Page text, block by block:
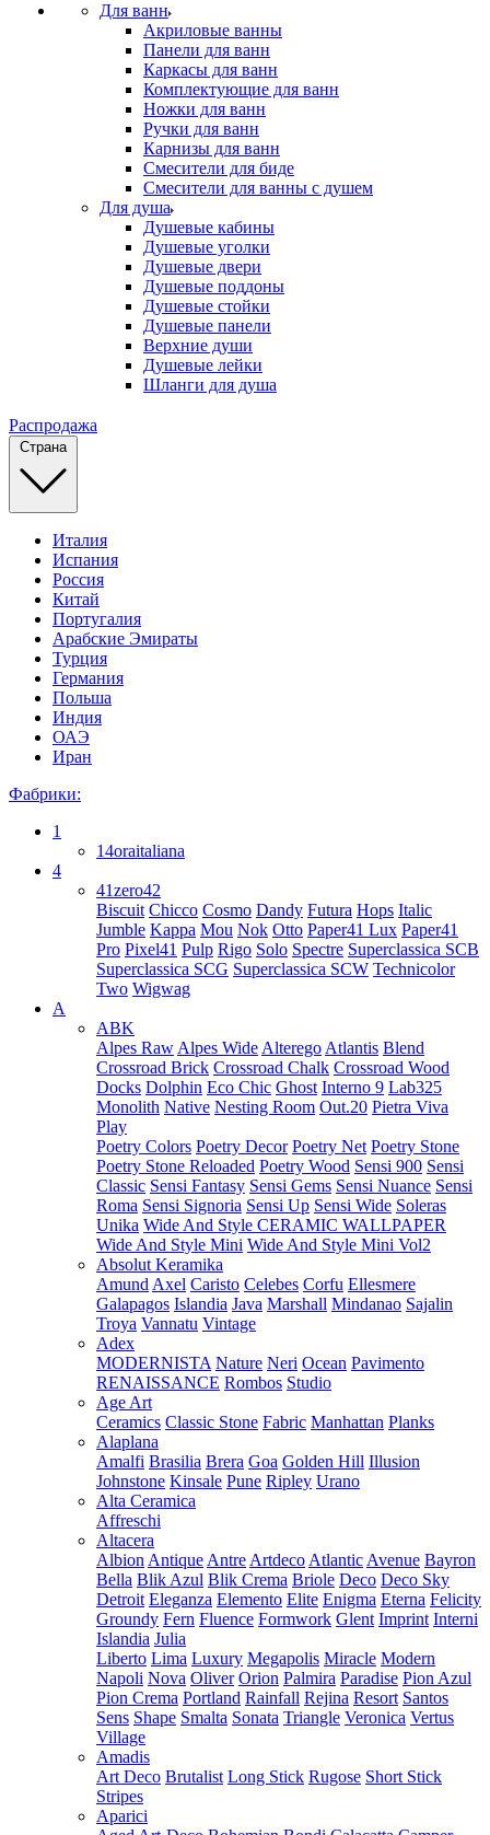
Для ванн
Акриловые ванны
Панели для ванн
Каркасы для ванн
Комплектующие для ванн
Ножки для ванн
Ручки для ванн
Карнизы для ванн
Смесители для биде
Смесители для ванны с душем
Для душа
Душевые кабины
Душевые уголки
Душевые двери
Душевые поддоны
Душевые стойки
Душевые панели
Верхние души
Душевые лейки
Шланги для душа
Распродажа
Страна
Италия
Испания
Россия
Китай
Португалия
Арабские Эмираты
Турция
Германия
Польша
Индия
ОАЭ
Иран
Фабрики:
1
14oraitaliana
4
41zero42
Biscuit Chicco Cosmo Dandy Futura Hops Italic
Jumble Kappa Mou Nok Otto Paper41 Lux Paper41
Pro Pixel41 Pulp Rigo Solo Spectre Superclassica SCB
Superclassica SCG Superclassica SCW Technicolor
Two Wigwag
A
ABK
Alpes Raw Alpes Wide Alterego Atlantis Blend
Crossroad Brick Crossroad Chalk Crossroad Wood
Docks Dolphin Eco Chic Ghost Interno 9 Lab325
Monolith Native Nesting Room Out.20 Pietra Viva
Play
Poetry Colors Poetry Decor Poetry Net Poetry Stone
Poetry Stone Reloaded Poetry Wood Sensi 900 Sensi
Classic Sensi Fantasy Sensi Gems Sensi Nuance Sensi
Roma Sensi Signoria Sensi Up Sensi Wide Soleras
Unika Wide And Style CERAMIC WALLPAPER
Wide And Style Mini Wide And Style Mini Vol2
Absolut Keramika
Amund Axel Caristo Celebes Corfu Ellesmere
Galapagos Islandia Java Marshall Mindanao Sajalin
Troya Vannatu Vintage
Adex
MODERNISTA Nature Neri Ocean Pavimento
RENAISSANCE Rombos Studio
Age Art
Ceramics Classic Stone Fabric Manhattan Planks
Alaplana
Amalfi Brasilia Brera Goa Golden Hill Illusion
Johnstone Kinsale Pune Ripley Urano
Alta Ceramica
Affreschi
Altacera
Albion Antique Antre Artdeco Atlantic Avenue Bayron
Bella Blik Azul Blik Crema Briole Deco Deco Sky
Detroit Eleganza Elemento Elite Enigma Eterna Felicity
Groundy Fern Fluence Formwork Glent Imprint Interni
Islandia Julia
Liberto Lima Luxury Megapolis Miracle Modern
Napoli Nova Oliver Orion Palmira Paradise Pion Azul
Pion Crema Portland Rainfall Rejina Resort Santos
Sens Shape Smalta Sonata Triangle Veronica Vertus
Village
Amadis
Art Deco Brutalist Long Stick Rugose Short Stick
Stripes
Aparici